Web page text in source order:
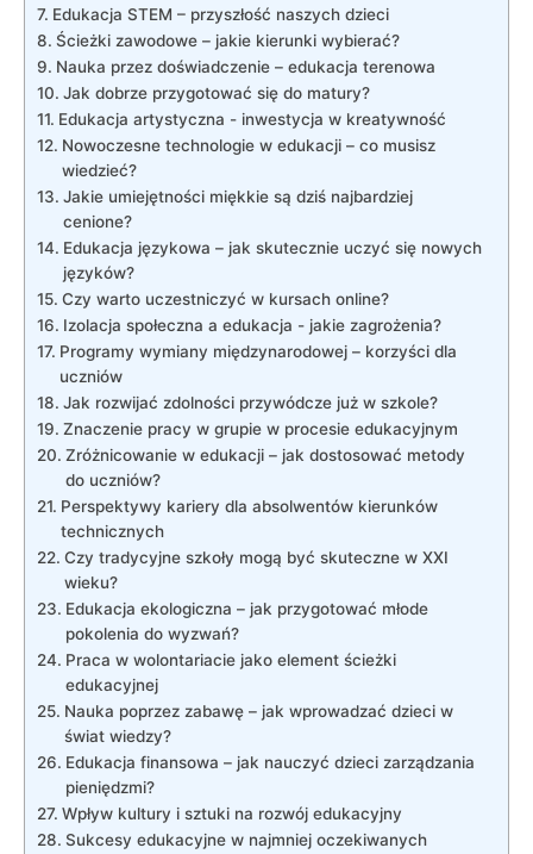
Edukacja ‌STEM – przyszłość naszych dzieci
Ścieżki zawodowe – jakie kierunki wybierać?
Nauka przez⁣ doświadczenie – edukacja‌ terenowa
Jak dobrze przygotować się ‍do ⁢matury?
Edukacja artystyczna -⁢ inwestycja w kreatywność
Nowoczesne ⁤technologie‌ w edukacji – ‍co musisz‍
wiedzieć?
Jakie umiejętności ‍miękkie są dziś ‍najbardziej
⁢cenione?
Edukacja językowa – jak skutecznie uczyć⁤ się ⁢nowych
języków?
Czy warto ‍uczestniczyć w kursach online?
Izolacja‍ społeczna ⁤a edukacja‍ -‍ jakie zagrożenia?
Programy wymiany międzynarodowej – korzyści‌ dla
uczniów
Jak rozwijać zdolności ⁤przywódcze już w ⁢szkole?
Znaczenie​ pracy w grupie​ w procesie edukacyjnym
Zróżnicowanie w edukacji – jak dostosować ⁣metody
do uczniów?
Perspektywy kariery dla absolwentów kierunków
⁣technicznych
Czy tradycyjne szkoły mogą być skuteczne w XXI ​
wieku?
Edukacja ekologiczna – jak przygotować młode
pokolenia do wyzwań?
Praca w wolontariacie ⁢jako ‌element ścieżki
edukacyjnej
Nauka poprzez ‌zabawę – jak wprowadzać ​dzieci w
świat wiedzy?
Edukacja finansowa – jak nauczyć dzieci zarządzania
⁢pieniędzmi?
Wpływ kultury i sztuki na rozwój edukacyjny
Sukcesy edukacyjne w najmniej oczekiwanych